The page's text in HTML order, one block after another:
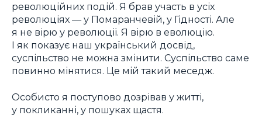
революційних подій. Я брав участь в усіх
революціях — у Помаранчевій, у Гідності. Але
я не вірю у революції. Я вірю в еволюцію.
І як показує наш український досвід,
суспільство не можна змінити. Суспільство саме
повинно мінятися. Це мій такий меседж.
Особисто я поступово дозрівав у житті,
у покликанні, у пошуках щастя.